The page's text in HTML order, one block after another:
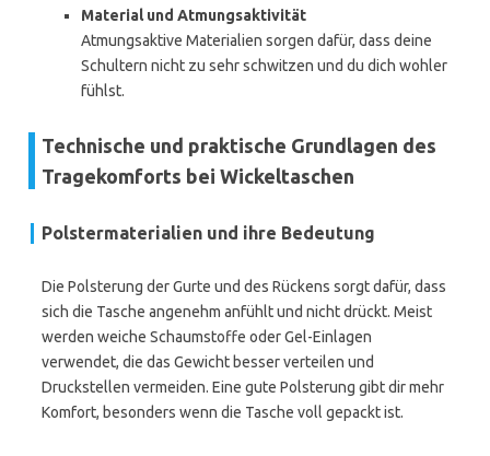
Material und Atmungsaktivität
Atmungsaktive Materialien sorgen dafür, dass deine
Schultern nicht zu sehr schwitzen und du dich wohler
fühlst.
Technische und praktische Grundlagen des
Tragekomforts bei Wickeltaschen
Polstermaterialien und ihre Bedeutung
Die Polsterung der Gurte und des Rückens sorgt dafür, dass
sich die Tasche angenehm anfühlt und nicht drückt. Meist
werden weiche Schaumstoffe oder Gel-Einlagen
verwendet, die das Gewicht besser verteilen und
Druckstellen vermeiden. Eine gute Polsterung gibt dir mehr
Komfort, besonders wenn die Tasche voll gepackt ist.